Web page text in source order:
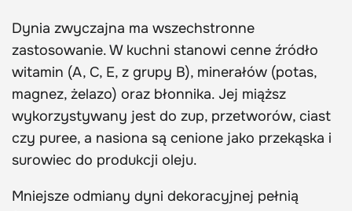
Dynia zwyczajna ma wszechstronne
zastosowanie. W kuchni stanowi cenne źródło
witamin (A, C, E, z grupy B), minerałów (potas,
magnez, żelazo) oraz błonnika. Jej miąższ
wykorzystywany jest do zup, przetworów, ciast
czy puree, a nasiona są cenione jako przekąska i
surowiec do produkcji oleju.
Mniejsze odmiany dyni dekoracyjnej pełnią